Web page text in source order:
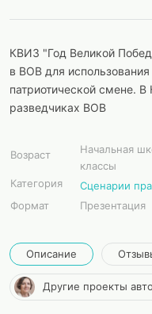
КВИЗ "Год Великой
в ВОВ для
патриотической смене.
разведчиках ВОВ
Возраст
Начальная
классы
Категория
Сценарии
Формат
Презентация
Описание
Другие проекты